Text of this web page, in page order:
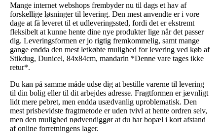
Mange internet webshops frembyder nu til dags et hav af
forskellige løsninger til levering. Den mest anvendte er i vore
dage at få leveret til et udleveringssted, fordi det er ekstremt
fleksibelt at kunne hente dine nye produkter lige når det passer
dig. Leveringsformen er jo rigtig fremkommelig, samt mange
gange endda den mest letkøbte mulighed for levering ved køb af
Stikdug, Dunicel, 84x84cm, mandarin *Denne vare tages ikke
retur*.
Du kan på samme måde udse dig at bestille varerne til levering
til din bolig eller til dit arbejdes adresse. Fragtformen er jævnligt
lidt mere pebret, men endda usædvanlig uproblematisk. Den
mest prisbevidste fragtmetode er uden tvivl at hente ordren selv,
men den mulighed nødvendiggør at du har bopæl i kort afstand
af online forretningens lager.